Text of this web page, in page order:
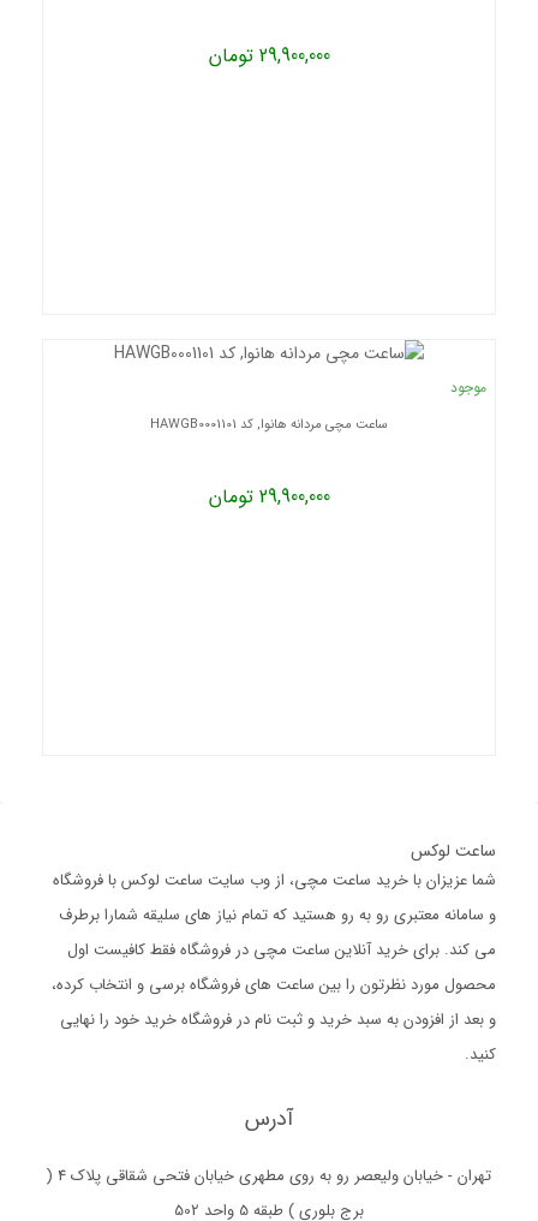
29,900,000 تومان
موجود
ساعت مچی مردانه هانوا, کد HAWGB0001101
29,900,000 تومان
ساعت لوکس
شما عزیزان با خرید ساعت مچی، از وب سایت ساعت لوکس با فروشگاه
و سامانه معتبری رو به رو هستید که تمام نیاز های سلیقه شمارا برطرف
می کند. برای خرید آنلاین ساعت مچی در فروشگاه فقط کافیست اول
محصول مورد نظرتون را بین ساعت های فروشگاه برسی و انتخاب کرده،
و بعد از افزودن به سبد خرید و ثبت نام در فروشگاه خرید خود را نهایی
کنید.
آدرس
تهران - خیابان ولیعصر رو به روی مطهری خیابان فتحی شقاقی پلاک 4 (
برج بلوری ) طبقه 5 واحد 502